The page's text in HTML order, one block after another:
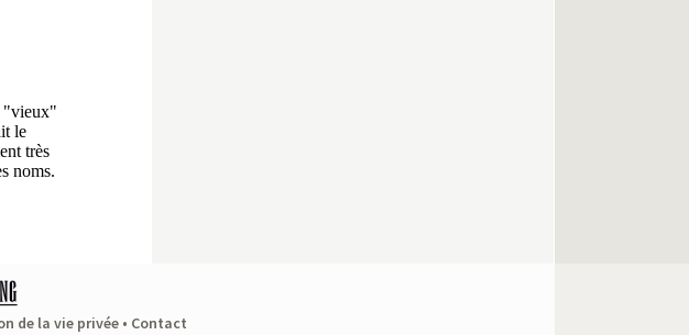
de la vie privée• Contact